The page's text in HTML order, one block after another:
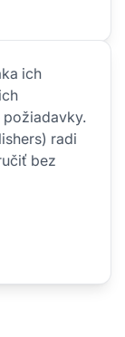
ich
požiadavky.
radi
bez